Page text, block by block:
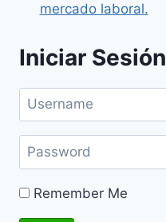
mercado laboral.
Iniciar Sesión
Remember Me